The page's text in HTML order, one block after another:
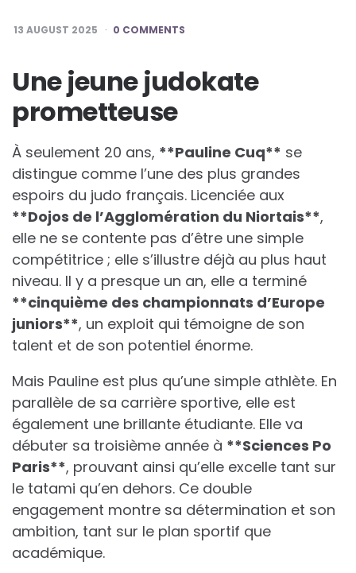
13 AUGUST 2025 0 COMMENTS
Une jeune judokate
prometteuse
À seulement 20 ans, **Pauline Cuq** se
distingue comme l’une des plus grandes
espoirs du judo français. Licenciée aux
**Dojos de l’Agglomération du Niortais**,
elle ne se contente pas d’être une simple
compétitrice ; elle s’illustre déjà au plus haut
niveau. Il y a presque un an, elle a terminé
**cinquième des championnats d’Europe
juniors**, un exploit qui témoigne de son
talent et de son potentiel énorme.
Mais Pauline est plus qu’une simple athlète. En
parallèle de sa carrière sportive, elle est
également une brillante étudiante. Elle va
débuter sa troisième année à **Sciences Po
Paris**, prouvant ainsi qu’elle excelle tant sur
le tatami qu’en dehors. Ce double
engagement montre sa détermination et son
ambition, tant sur le plan sportif que
académique.